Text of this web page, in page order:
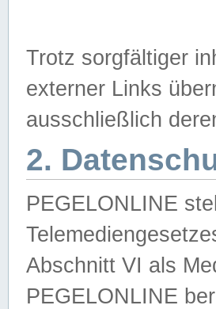
Trotz sorgfältiger
externer Links
ausschließlich
2.
PEGELONLINE
Abschnitt VI als
PEGELONLINE